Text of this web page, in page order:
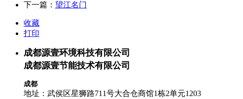
下一篇： ​望江名门
收藏
打印
成都源壹环境科技有限公司
成都源壹节能技术有限公司
成都
地址：武侯区星狮路711号大合仓商馆1栋2单元1203